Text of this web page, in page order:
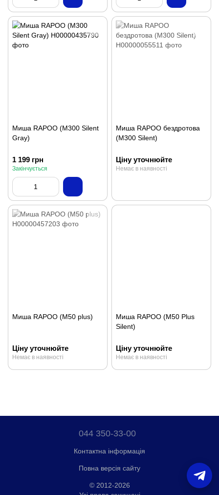
Миша RAPOO (M300 Silent
Gray)
1 199 грн
Закінчується
Миша RAPOO бездротова
(M300 Silent)
Ціну уточнюйте
Немає в наявності
Миша RAPOO (M50 plus)
Ціну уточнюйте
Немає в наявності
Миша RAPOO (M50 Plus
Silent)
Ціну уточнюйте
Немає в наявності
044 350-33-00
Контактна інформація
Повна версія сайту
© 2012-2026